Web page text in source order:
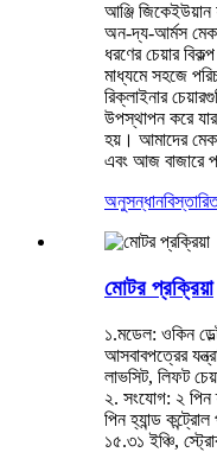
আঞ্জি জিকেইউয়ান
অন-দ্য-আর্মস
ধরণের চেয়ার
মাধ্যমে সহজে
রিক্লাইনার
উপস্থাপন করে
হয়। আমাদের
এবং আজ বাজারে
অনুসন্ধান
মোটর প্রক্রিয়া
১.মডেল: ওকিন
আসবাবপত্রের
লাভসিট, লিফট
২. সংযোগ: ২ পিন
পিন হ্যান্ড
১৫.৩১ ইঞ্চি,